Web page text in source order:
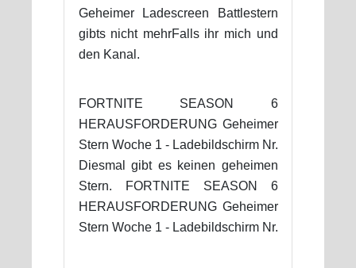
Geheimer Ladescreen Battlestern
gibts nicht mehrFalls ihr mich und
den Kanal.
FORTNITE SEASON 6
HERAUSFORDERUNG Geheimer
Stern Woche 1 - Ladebildschirm Nr.
Diesmal gibt es keinen geheimen
Stern. FORTNITE SEASON 6
HERAUSFORDERUNG Geheimer
Stern Woche 1 - Ladebildschirm Nr.